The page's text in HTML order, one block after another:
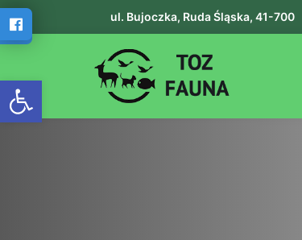
Otwórz pasek narzędzi
ul. Bujoczka, Ruda Śląska, 41-700